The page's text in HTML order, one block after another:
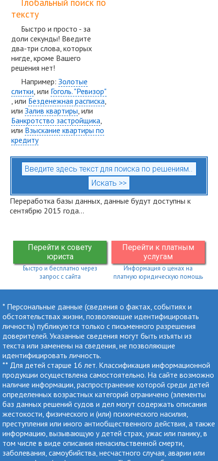
Глобальный поиск по
тексту
Быстро и просто - за
доли секунды! Введите
два-три слова, которых
нигде, кроме Вашего
решения нет!
Например: Золотые
слитки, или Гоголь. "Ревизор"
, или Безденежная расписка,
или Залив квартиры, или
Банкротство застройщика,
или Взыскание квартиры по
кредиту
Переработка базы данных, данные будут доступны к
сентябрю 2015 года...
Перейти к совету
юриста
Перейти к платным
услугам
Быстро и бесплатно через
запрос с сайта
Информация о ценах на
платную юридическую помощь
* Персональные данные (сведения о фактах, событиях и
обстоятельствах жизни, позволяющие идентифицировать
личность) публикуются только с письменного разрешения
доверителей. Указанные сведения могут быть изъяты из
текста или заменены на сведения, не позволяющие
идентифицировать личность.
** Для детей старше 16 лет. Классификация информационной
продукции осуществлена самостоятельно. На сайте возможно
наличие информации, распространение которой среди детей
определенных возрастных категорий ограничено (элементы
баз данных решений судов и дел могут содержать описания
жестокости, физического и (или) психического насилия,
преступления или иного антиобщественного действия, а также
информацию, вызывающую у детей страх, ужас или панику, в
том числе в виде описания ненасильственной смерти,
заболевания, самоубийства, несчастного случая, аварии или